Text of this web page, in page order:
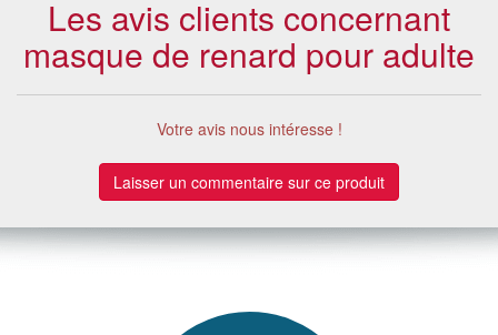
Les avis clients concernant
masque de renard pour adulte
Votre avis nous intéresse !
Laisser un commentaire sur ce produit